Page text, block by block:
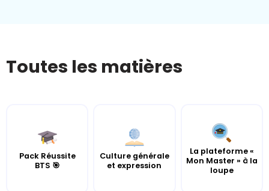
Toutes les matières
Pack Réussite
BTS 🎯
Culture générale
et expression
La plateforme «
Mon Master » à la
loupe